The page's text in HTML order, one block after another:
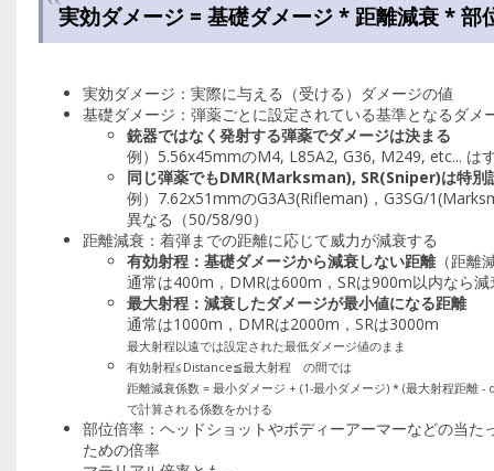
実効ダメージ = 基礎ダメージ * 距離減衰 * 部
実効ダメージ：実際に与える（受ける）ダメージの値
基礎ダメージ：弾薬ごとに設定されている基準となるダメ
銃器ではなく発射する弾薬でダメージは決まる
例）5.56x45mmのM4, L85A2, G36, M249, etc... は
同じ弾薬でもDMR(Marksman), SR(Sniper)は特別
例）7.62x51mmのG3A3(Rifleman)，G3SG/
異なる（50/58/90）
距離減衰：着弾までの距離に応じて威力が減衰する
有効射程：基礎ダメージから減衰しない距離（距離
通常は400m，DMRは600m，SRは900m以内なら減
最大射程：減衰したダメージが最小値になる距離
通常は1000m，DMRは2000m，SRは3000m
最大射程以遠では設定された最低ダメージ値のまま
有効射程≦Distance≦最大射程 の間では
距離減衰係数 = 最小ダメージ + (1-最小ダメージ) * (最大射程距離 -
で計算される係数をかける
部位倍率：ヘッドショットやボディーアーマーなどの当た
ための倍率